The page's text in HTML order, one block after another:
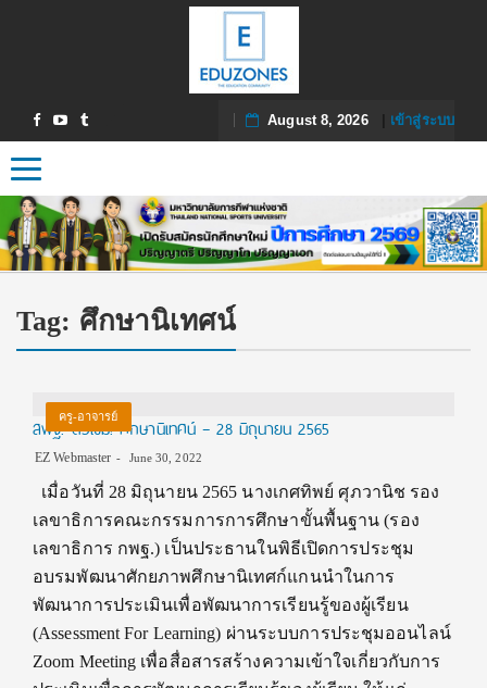
August 8, 2026| เข้าสู่ระบบ
Toggle navigation
Tag: ศึกษานิเทศน์
ครู-อาจารย์
สพฐ. ติวเข้ม! ศึกษานิเทศน์ – 28 มิถุนายน 2565
EZ Webmaster June 30, 2022
เมื่อวันที่ 28 มิถุนายน 2565 นางเกศทิพย์ ศุภวานิช รอง
เลขาธิการคณะกรรมการการศึกษาขั้นพื้นฐาน (รอง
เลขาธิการ กพฐ.) เป็นประธานในพิธีเปิดการประชุม
อบรมพัฒนาศักยภาพศึกษานิเทศก์แกนนำในการ
พัฒนาการประเมินเพื่อพัฒนาการเรียนรู้ของผู้เรียน
(Assessment For Learning) ผ่านระบบการประชุมออนไลน์
Zoom Meeting เพื่อสื่อสารสร้างความเข้าใจเกี่ยวกับการ